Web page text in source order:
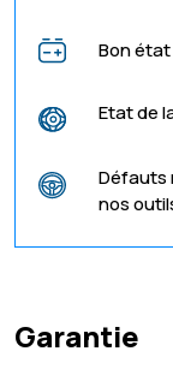
Bon
Etat de
Défauts
nos
Garantie